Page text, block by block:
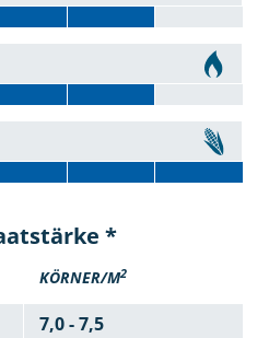
*
KÖRNER/M2
7,0 - 7,5